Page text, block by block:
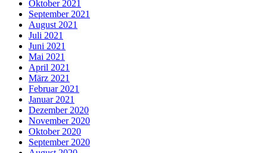
Oktober 2021
September 2021
August 2021
Juli 2021
Juni 2021
Mai 2021
April 2021
März 2021
Februar 2021
Januar 2021
Dezember 2020
November 2020
Oktober 2020
September 2020